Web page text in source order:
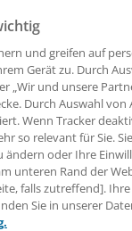
vor wenigen
sich viele
Leser,
Sie lesen,
und greifen auf
Gerät zu. Durch
„Wir und unsere
Durch Auswahl
Wenn Tracker
so relevant für Sie.
oder Ihre
unteren Rand der
falls zutreffend].
Sie in unserer